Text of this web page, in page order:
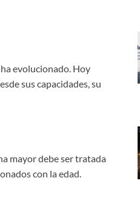
evolucionado. Hoy
sus capacidades, su
mayor debe ser tratada
con la edad.